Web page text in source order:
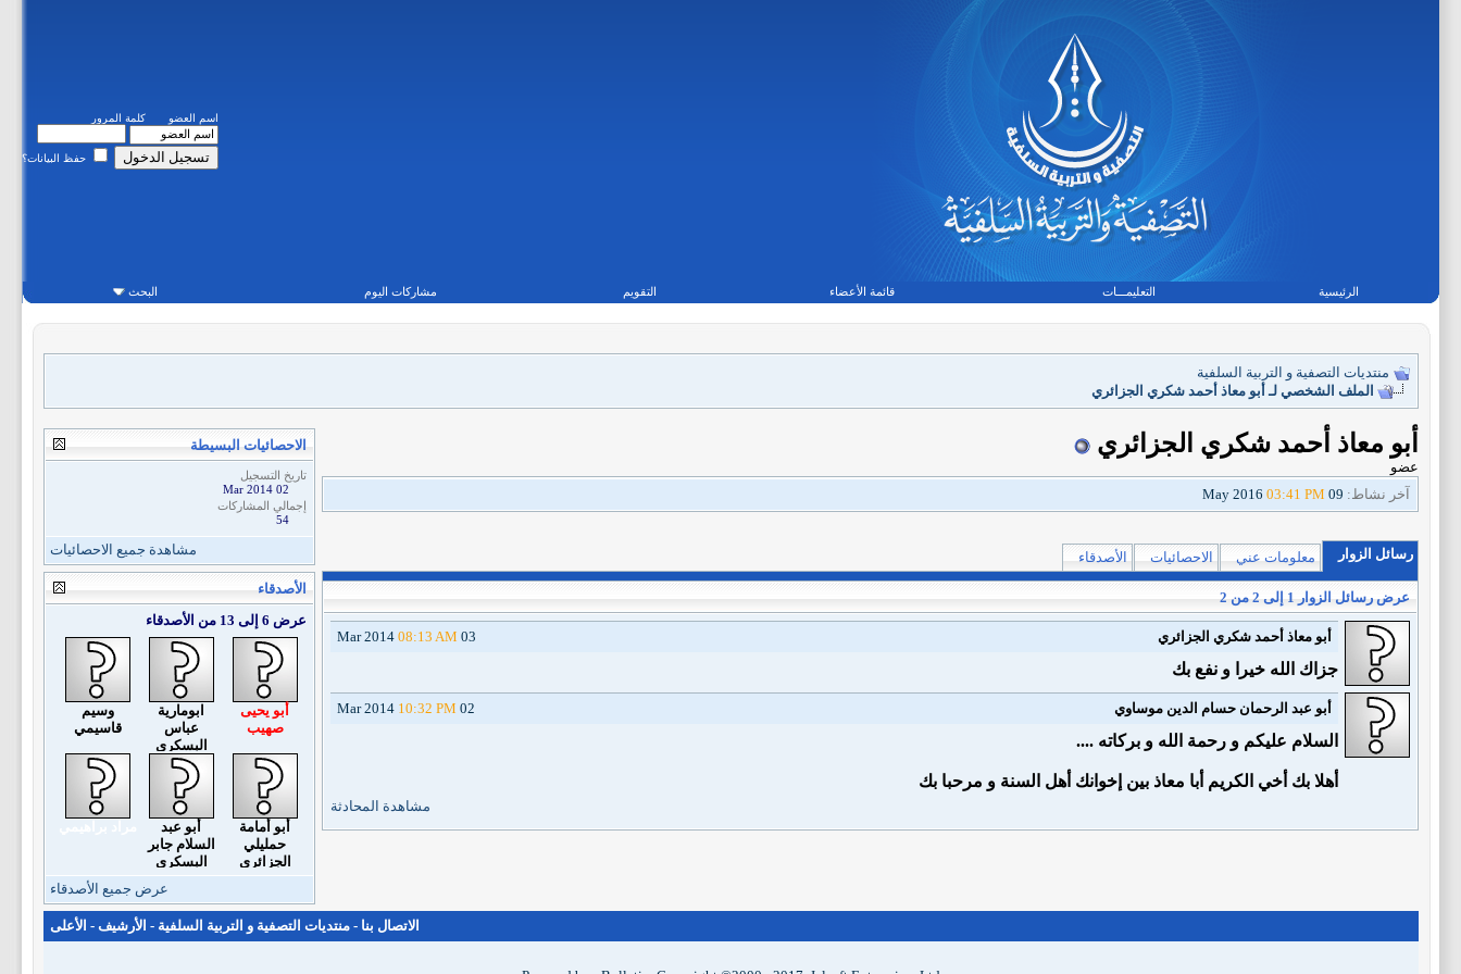
اسم العضو كلمة المرور
حفظ البيانات؟
الرئيسية التعليمـــات قائمة الأعضاء التقويم مشاركات اليوم البحث
منتديات التصفية و التربية السلفية
الملف الشخصي لـ أبو معاذ أحمد شكري الجزائري
أبو معاذ أحمد شكري الجزائري
عضو
آخر نشاط:
03:41 PM
رسائل الزوار معلومات عني الاحصائيات الأصدقاء
عرض رسائل الزوار 1 إلى 2 من 2
03 Mar 2014
08:13 AM أبو معاذ أحمد شكري الجزائري
جزاك الله خيرا و نفع بك
02 Mar 2014
10:32 PM أبو عبد الرحمان حسام الدين موساوي
السلام عليكم و رحمة الله و بركاته ....
أهلا بك أخي الكريم أبا معاذ بين إخوانك أهل السنة و مرحبا بك
مشاهدة المحادثة
الاحصائيات البسيطة
تاريخ التسجيل
02 Mar 2014
إجمالي المشاركات
54
مشاهدة جميع الاحصائيات
الأصدقاء
عرض 6 إلى 13 من الأصدقاء
أبو يحيى
صهيب
ابومارية
عباس
البسكري
وسيم
قاسيمي
أبو أمامة
حمليلي
الجزائري
أبو عبد
السلام جابر
البسكري
عرض جميع الأصدقاء
الاتصال بنا - منتديات التصفية و التربية السلفية - الأرشيف - الأعلى